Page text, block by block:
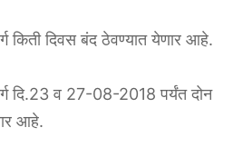
किती दिवस बंद ठेवण्यात येणार आहे.
दि.23 व 27-08-2018 पर्यंत दोन
आहे.